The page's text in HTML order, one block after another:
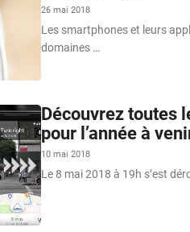
26 mai 2018
Les smartphones et leurs
domaines …
Découvrez toutes
pour l’année à
10 mai 2018
Le 8 mai 2018 à 19h s’est